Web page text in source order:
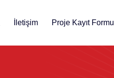
İletişim Proje Kayıt Formu